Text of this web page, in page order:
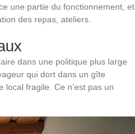
une partie du fonctionnement, et
des repas, ateliers.
dans une politique plus large
qui dort dans un gîte
fragile. Ce n’est pas un